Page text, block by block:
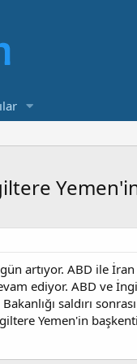
artıyor. ABD ile
ediyor. ABD ve
Bakanlığı saldırı
Yemen'in